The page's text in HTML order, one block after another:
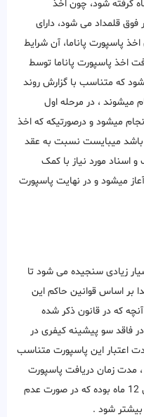
گرفته شود، چون اخذ
فوق قلمداد می شود، دارای
پاسپورت پاناما، آن شرایط
اخذ پاسپورت پاناما توسط
5 مرحله طی میشود که متناسب با گزارش روند
میشوند ، در مرحله اول
میشود و درصورتیکه که اخذ
باشد میبایست نسبت به عقد
و اسناد مورد نیاز با کمک
میشود و در نهایت پاسپورت
زیادی سنجیده می شود تا
بر اساس قوانین حاکم این
که در قانون ذکر شده
فاقد سو پیشینه کیفری در
اعتبار این پاسپورت متناسب
1 یا 5 ساله است ، مدت زمان دریافت پاسپورت
این کشور توسط موسسه ثبتا بین 6 الی 12 ماه بوده که در صورت عدم
شود .